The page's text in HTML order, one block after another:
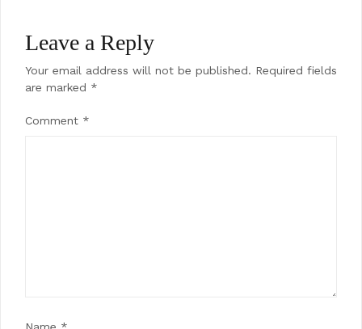
Leave a Reply
Your email address will not be published. Required fields
are marked *
Comment *